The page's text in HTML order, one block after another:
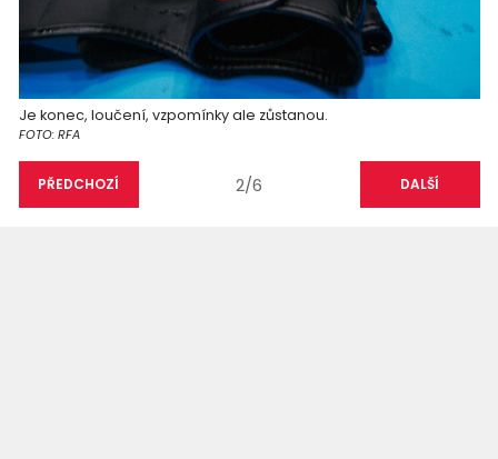
Je konec, loučení, vzpomínky ale zůstanou.
FOTO: RFA
PŘEDCHOZÍ 2/6 DALŠÍ